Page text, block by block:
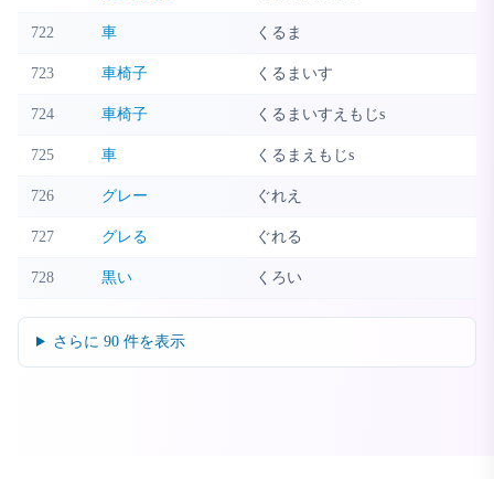
722 車 くるま
723 車椅子 くるまいす
724 車椅子 くるまいすえもじs
725 車 くるまえもじs
726 グレー ぐれえ
727 グレる ぐれる
728 黒い くろい
さらに 90件を表示